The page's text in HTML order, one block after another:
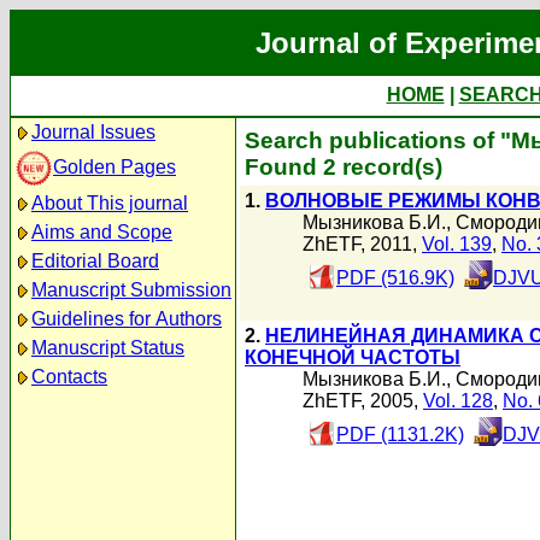
Journal of
HOME
Journal Issues
Golden Pages
About This journal
Aims and Scope
Editorial Board
Manuscript Submission
Guidelines for Authors
Manuscript Status
Contacts
Search publications of
Found 2 record(s)
1. ВОЛНОВЫЕ РЕЖИМЫ
Мызникова Б.И.,
ZhETF, 2011, Vol. 139, No.
PDF (516.9K)
2. НЕЛИНЕЙНАЯ ДИНАМИКА
КОНЕЧНОЙ ЧАСТОТЫ
Мызникова Б.И.,
ZhETF, 2005, Vol. 128, No.
PDF (1131.2K)